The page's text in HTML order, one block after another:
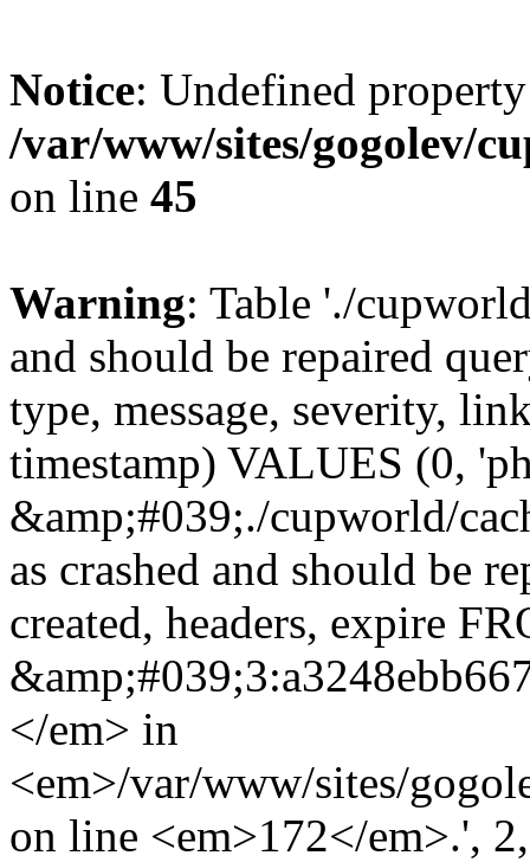
Notice: Undefined
/var/www/sites/gogolev/
on line 45
Warning: Table './
and should be repaired
type, message, severity,
timestamp) VALUES (0,
&amp;#039;./cupworld/
as crashed and should be
created, headers, expire
</em> in
<em>/var/www/sites/
on line <em>172</em>.',